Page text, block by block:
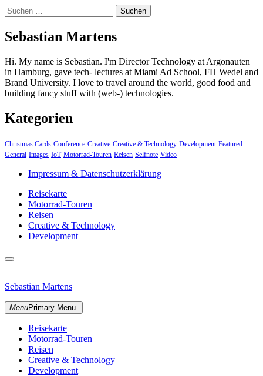
Suchen
nach:
Sebastian Martens
Hi. My name is Sebastian. I'm Director Technology at Argonauten
in Hamburg, gave tech- lectures at Miami Ad School, FH Wedel and
Brand University. I love to travel around the world, good food and
building fancy stuff with (web-) technologies.
Kategorien
Christmas Cards Conference Creative Creative & Technology Development Featured
General Images IoT Motorrad-Touren Reisen Selfnote Video
Impressum & Datenschutzerklärung
Reisekarte
Motorrad-Touren
Reisen
Creative & Technology
Development
close
content
Sebastian Martens
MenuPrimary Menu
Reisekarte
Motorrad-Touren
Reisen
Creative & Technology
Development